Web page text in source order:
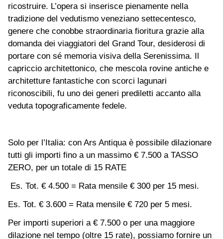
ricostruire. L’opera si inserisce pienamente nella
tradizione del vedutismo veneziano settecentesco,
genere che conobbe straordinaria fioritura grazie alla
domanda dei viaggiatori del Grand Tour, desiderosi di
portare con sé memoria visiva della Serenissima. Il
capriccio architettonico, che mescola rovine antiche e
architetture fantastiche con scorci lagunari
riconoscibili, fu uno dei generi prediletti accanto alla
veduta topograficamente fedele.
Solo per l’Italia: con Ars Antiqua è possibile dilazionare
tutti gli importi fino a un massimo € 7.500 a TASSO
ZERO, per un totale di 15 RATE
Es. Tot. € 4.500 = Rata mensile € 300 per 15 mesi.
Es. Tot. € 3.600 = Rata mensile € 720 per 5 mesi.
Per importi superiori a € 7.500 o per una maggiore
dilazione nel tempo (oltre 15 rate), possiamo fornire un